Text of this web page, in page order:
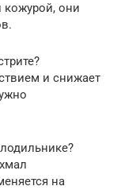
кожурой, они
и снижает
на